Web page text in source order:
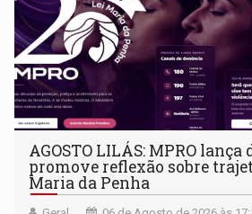
AGOSTO LILÁS: MPRO lança
promove reflexão sobre
Maria da Penha